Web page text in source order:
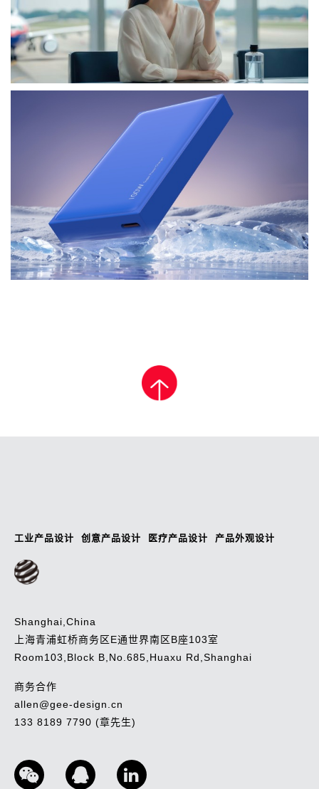
上海青浦虹桥商务区E通世界南区B座103室
Room103,Block B,No.685,Huaxu Rd,Shanghai
allen@gee-design.cn
133 8189 7790 (章先生)